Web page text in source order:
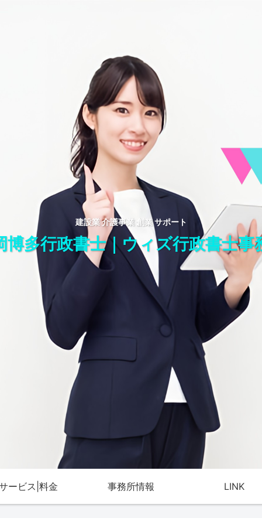
建設業 介護事業 創業 サポート
博多行政書士｜ウィズ行政書士事
ービス|料金 事務所情報 LINK